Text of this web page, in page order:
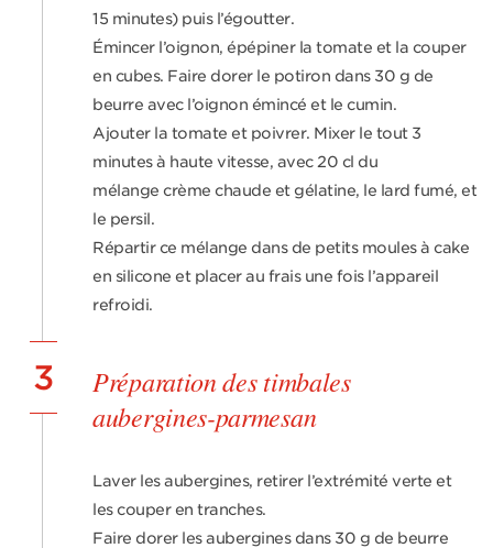
15 minutes) puis l’égoutter.
Émincer l’oignon, épépiner la tomate et la couper
en cubes. Faire dorer le potiron dans 30 g de
beurre avec l’oignon émincé et le cumin.
Ajouter la tomate et poivrer. Mixer le tout 3
minutes à haute vitesse, avec 20 cl du
mélange crème chaude et gélatine, le lard fumé, et
le persil.
Répartir ce mélange dans de petits moules à cake
en silicone et placer au frais une fois l’appareil
refroidi.
3
Préparation des timbales
aubergines-parmesan
Laver les aubergines, retirer l’extrémité verte et
les couper en tranches.
Faire dorer les aubergines dans 30 g de beurre